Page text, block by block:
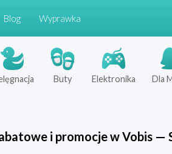
Blog Wyprawka
Buty Elektronika Dla
i promocje wVobis—